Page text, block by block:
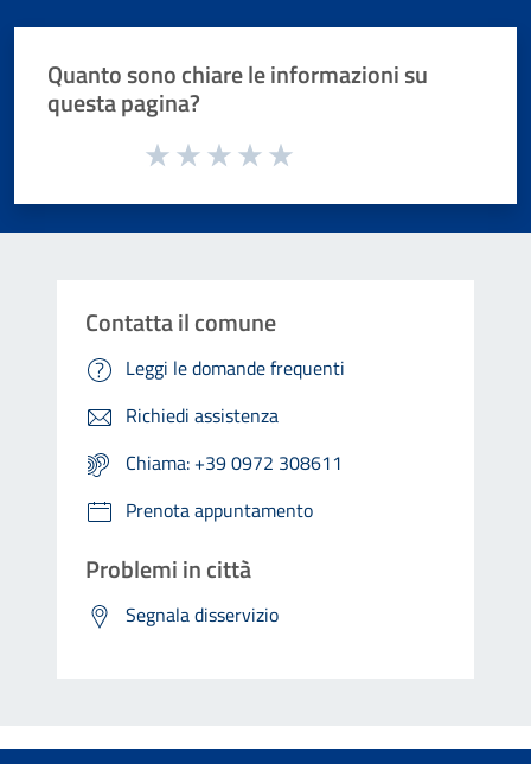
Quanto sono chiare le informazioni su
questa pagina?
Valuta da 1 a 5 stelle la pagina
Contatta il comune
Leggi le domande frequenti
Richiedi assistenza
Chiama: +39 0972 308611
Prenota appuntamento
Problemi in città
Segnala disservizio